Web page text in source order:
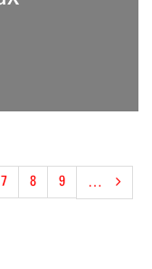
Page
7 Page
8 Page
9 …